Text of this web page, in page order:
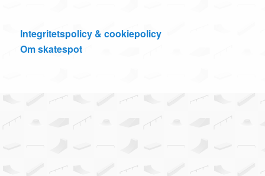
Integritetspolicy & cookiepolicy
Om skatespot